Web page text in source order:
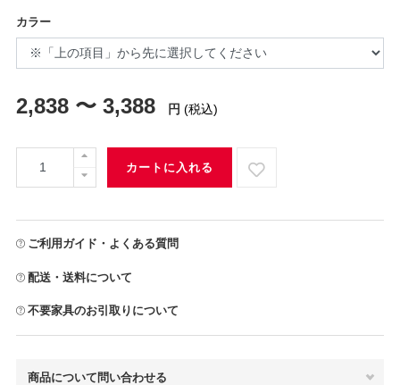
カラー
2,838 〜 3,388 円 (税込)
カートに入れる
ご利用ガイド・よくある質問
配送・送料について
不要家具のお引取りについて
商品について問い合わせる